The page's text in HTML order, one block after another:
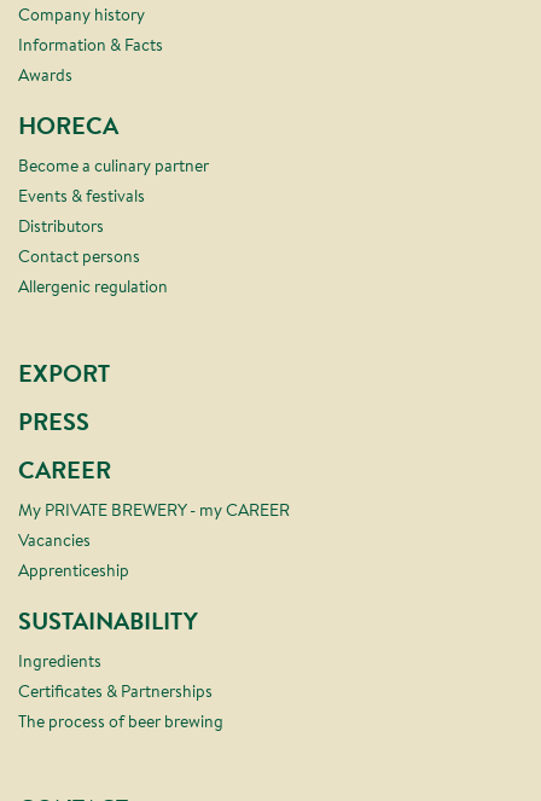
Company history
Information & Facts
Awards
HORECA
Become a culinary partner
Events & festivals
Distributors
Contact persons
Allergenic regulation
EXPORT
PRESS
CAREER
My PRIVATE BREWERY - my CAREER
Vacancies
Apprenticeship
SUSTAINABILITY
Ingredients
Certificates & Partnerships
The process of beer brewing